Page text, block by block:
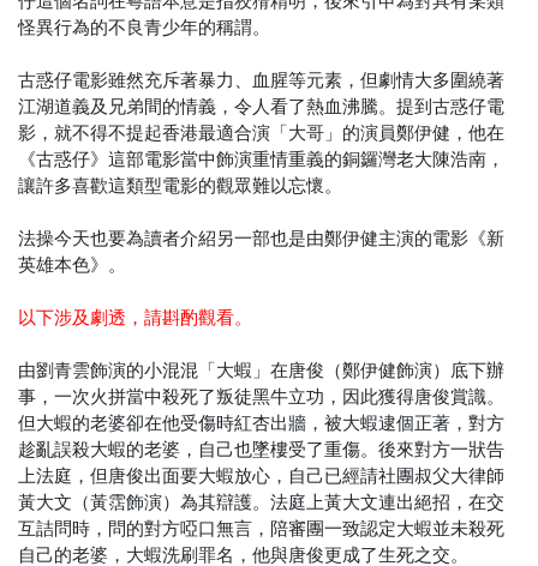
怪異行為的不良青少年的稱謂。
古惑仔電影雖然充斥著暴力、血腥等元素，但劇情大多圍繞著
江湖道義及兄弟間的情義，令人看了熱血沸騰。提到古惑仔電
影，就不得不提起香港最適合演「大哥」的演員鄭伊健，他在
《古惑仔》這部電影當中飾演重情重義的銅鑼灣老大陳浩南，
讓許多喜歡這類型電影的觀眾難以忘懷。
法操今天也要為讀者介紹另一部也是由鄭伊健主演的電影《新
英雄本色》。
以下涉及劇透，請斟酌觀看。
由劉青雲飾演的小混混「大蝦」在唐俊（鄭伊健飾演）底下辦
事，一次火拼當中殺死了叛徒黑牛立功，因此獲得唐俊賞識。
但大蝦的老婆卻在他受傷時紅杏出牆，被大蝦逮個正著，對方
趁亂誤殺大蝦的老婆，自己也墜樓受了重傷。後來對方一狀告
上法庭，但唐俊出面要大蝦放心，自己已經請社團叔父大律師
黃大文（黃霑飾演）為其辯護。法庭上黃大文連出絕招，在交
互詰問時，問的對方啞口無言，陪審團一致認定大蝦並未殺死
自己的老婆，大蝦洗刷罪名，他與唐俊更成了生死之交。